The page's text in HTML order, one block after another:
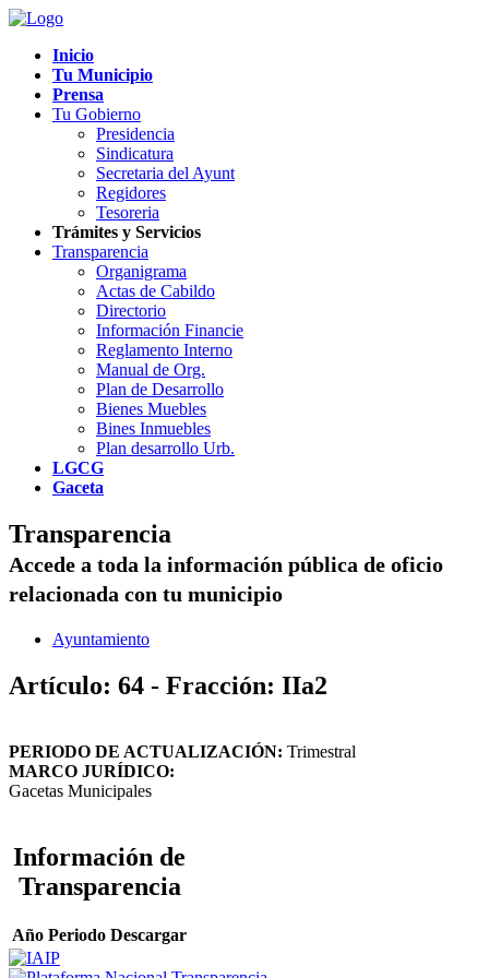
Inicio
Tu Municipio
Prensa
Tu Gobierno
Presidencia
Sindicatura
Secretaria del Ayunt
Regidores
Tesoreria
Trámites y Servicios
Transparencia
Organigrama
Actas de Cabildo
Directorio
Información Financie
Reglamento Interno
Manual de Org.
Plan de Desarrollo
Bienes Muebles
Bines Inmuebles
Plan desarrollo Urb.
LGCG
Gaceta
Transparencia
Accede a toda la información pública de oficio
relacionada con tu municipio
Ayuntamiento
Artículo: 64 - Fracción: IIa2
PERIODO DE ACTUALIZACIÓN: Trimestral
MARCO JURÍDICO:
Gacetas Municipales
Información de
Transparencia
Año Periodo Descargar